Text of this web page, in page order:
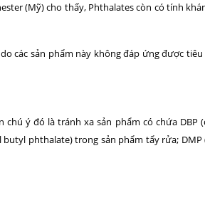
(Mỹ) cho thấy, Phthalates còn có tính
các sản phẩm này không đáp ứng được
ý đó là tránh xa sản phẩm có chứa DBP
butyl phthalate) trong sản phẩm tẩy rửa;